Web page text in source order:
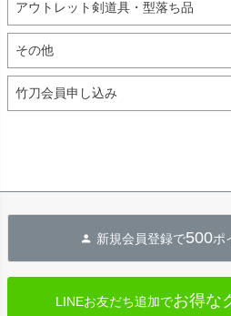
アウトレット剣道具・型落ち品
その他
竹刀会員申し込み
新規会員登録で500ポ
LINEお友だち追加でお得な